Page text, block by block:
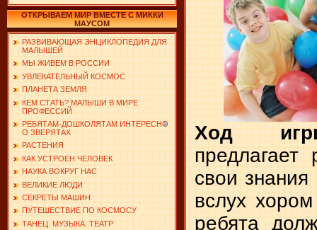
ОТКРЫВАЕМ МИР ВМЕСТЕ С МИККИ
МАУСОМ
РАЗВИВАЮЩАЯ ЭНЦИКЛОПЕДИЯ ДЛЯ
МАЛЫШЕЙ
МЫ ЖИВЕМ В РОССИИ
УВЛЕКАТЕЛЬНЫЙ КОСМОС
ПЛАНЕТА ЗЕМЛЯ
КЕМ СТАТЬ? МАЛЫШИ В МИРЕ
ПРОФЕССИЙ
РЕБЯТАМ-ДОШКОЛЯТАМ ИНТЕРЕСНО
О ЗВЕРЯТАХ
РАСТЕНИЯ
КАК УСТРОЕН ЧЕЛОВЕК
НАУКА ВОКРУГ НАС
ВЕЛИКИЕ ЛЮДИ
СЕКРЕТЫ МАШИН
ПУТЕШЕСТВИЕ ПО КОСМОСУ
ТАНЕЦ. МУЗЫКА. ТЕАТР
Ход
предлагает
свои знания
вслух
ребята